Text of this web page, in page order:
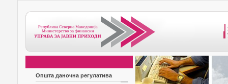
Општа даночна регулатива